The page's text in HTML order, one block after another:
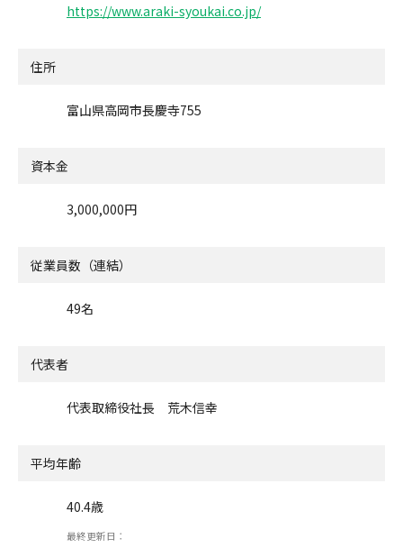
https://www.araki-syoukai.co.jp/
住所
富山県高岡市長慶寺755
資本金
3,000,000円
従業員数（連結）
49名
代表者
代表取締役社長 荒木信幸
平均年齢
40.4歳
最終更新日：